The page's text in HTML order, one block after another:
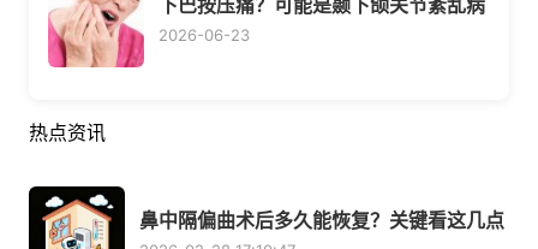
下巴按压痛？可能是颞下颌关节紊乱病
2026-06-23
热点资讯
鼻中隔偏曲术后多久能恢复？关键看这几点